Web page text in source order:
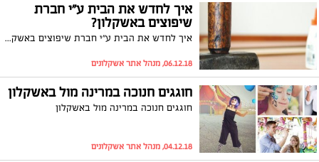
איך לחדש את הבית ע"י חברת
שיפוצים באשקלון?
איך לחדש את הבית ע"י חברת שיפוצים באשקלון?
06.12.18, מנהל אתר אשקלונים
חוגגים חנוכה במרינה מול באשקלון
חוגגים חנוכה במרינה מול באשקלון
04.12.18, מנהל אתר אשקלונים